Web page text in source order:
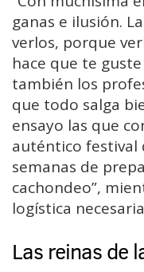
ganas e ilusión.
verlos, porque
hace que te
también los
que todo salga
ensayo las que
auténtico festival
semanas de
cachondeo”,
logística
Las reinas de